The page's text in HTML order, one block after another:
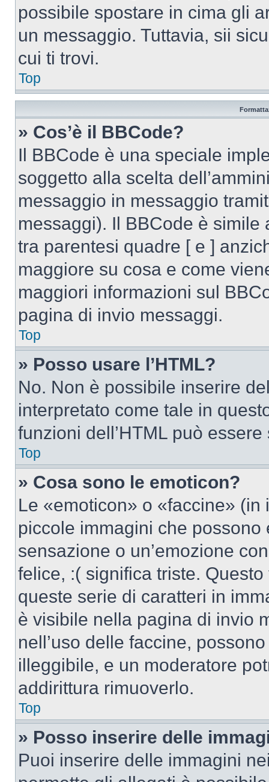
possibile spostare in cima gli
un messaggio. Tuttavia, sii
cui ti trovi.
Top
» Cos’è il BBCode?
Il BBCode è una speciale
soggetto alla scelta
messaggio in messaggio
messaggi). Il BBCode è simile
tra parentesi quadre [ e ]
maggiore su cosa e come
maggiori informazioni sul
pagina di invio messaggi.
Top
» Posso usare l’HTML?
No. Non è possibile inserire
interpretato come tale in
funzioni dell’HTML può
Top
» Cosa sono le emoticon?
Le «emoticon» o «faccine»
piccole immagini che
sensazione o un’emozione
felice, :( significa triste.
queste serie di caratteri in
è visibile nella pagina di invio
nell’uso delle faccine,
illeggibile, e un moderatore
addirittura rimuoverlo.
Top
» Posso inserire delle
Puoi inserire delle immagini